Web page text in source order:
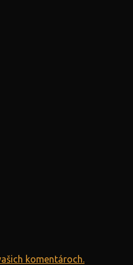
komentároch.